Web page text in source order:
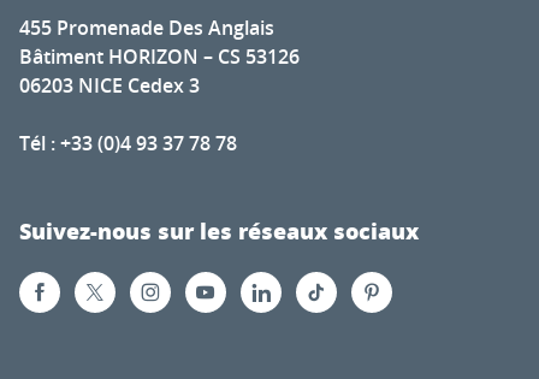
455 Promenade Des Anglais
Bâtiment HORIZON – CS 53126
06203 NICE Cedex 3
Tél : +33 (0)4 93 37 78 78
Suivez-nous sur les réseaux sociaux